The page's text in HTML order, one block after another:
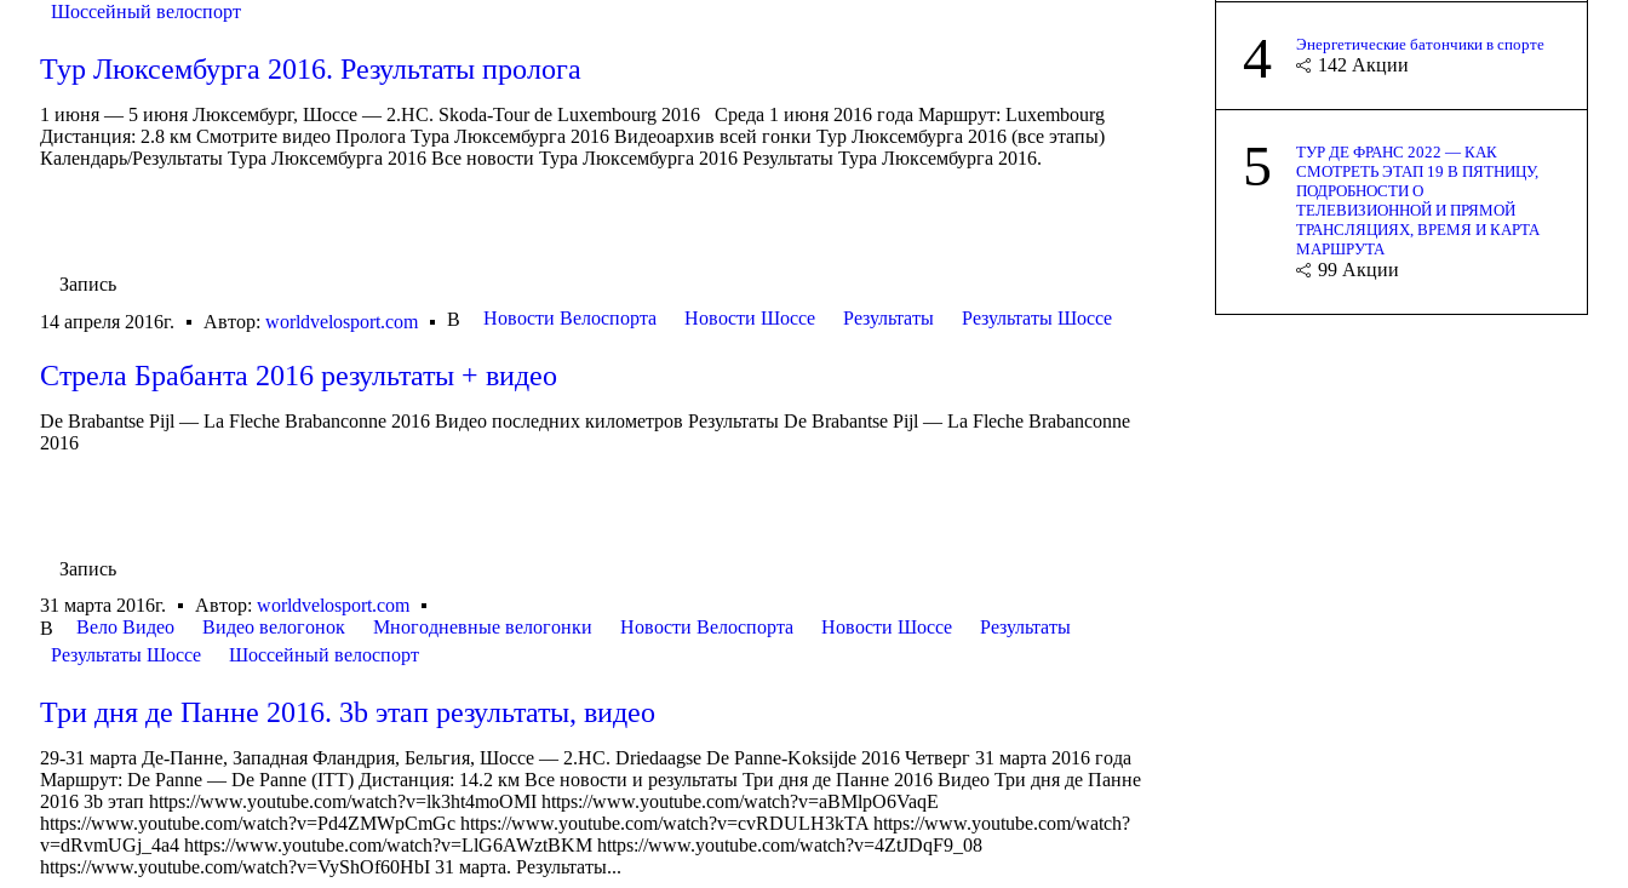
Шоссейный велоспорт
Тур Люксембурга 2016. Результаты пролога
1 июня — 5 июня Люксембург, Шоссе — 2.HC. Skoda-Tour de Luxembourg 2016 Среда 1 июня 2016 года Маршрут: Luxembourg
Дистанция: 2.8 км Смотрите видео Пролога Тура Люксембурга 2016 Видеоархив всей гонки Тур Люксембурга 2016 (все этапы)
Календарь/Результаты Тура Люксембурга 2016 Все новости Тура Люксембурга 2016 Результаты Тура Люксембурга 2016.
Запись
14 апреля 2016г.
Автор:worldvelosport.com В Новости Велоспорта Новости Шоссе Результаты Результаты Шоссе
Стрела Брабанта 2016 результаты + видео
De Brabantse Pijl — La Fleche Brabanconne 2016 Видео последних километров Результаты De Brabantse Pijl — La Fleche Brabanconne
2016
Запись
31 марта 2016г.
Автор:worldvelosport.com
В
Вело Видео Видео велогонок Многодневные велогонки Новости Велоспорта Новости Шоссе
Результаты
Результаты Шоссе
Шоссейный велоспорт
Три дня де Панне 2016. 3b этап результаты, видео
29-31 марта Де-Панне, Западная Фландрия, Бельгия, Шоссе — 2.HC. Driedaagse De Panne-Koksijde 2016 Четверг 31 марта 2016 года
Маршрут: De Panne — De Panne (ITT) Дистанция: 14.2 км Все новости и результаты Три дня де Панне 2016 Видео Три дня де Панне
2016 3b этап https://www.youtube.com/watch?v=lk3ht4moOMI https://www.youtube.com/watch?v=aBMlpO6VaqE
https://www.youtube.com/watch?v=Pd4ZMWpCmGc https://www.youtube.com/watch?v=cvRDULH3kTA https://www.youtube.com/watch?
v=dRvmUGj_4a4 https://www.youtube.com/watch?v=LlG6AWztBKM https://www.youtube.com/watch?v=4ZtJDqF9_08
https://www.youtube.com/watch?v=VyShOf60HbI 31 марта. Результаты...
4 Энергетические батончики в спорте
142 Акции
5
ТУР ДЕ ФРАНС 2022 — КАК
СМОТРЕТЬ ЭТАП 19 В ПЯТНИЦУ,
ПОДРОБНОСТИ О
ТЕЛЕВИЗИОННОЙ И ПРЯМОЙ
ТРАНСЛЯЦИЯХ, ВРЕМЯ И КАРТА
МАРШРУТА
99 Акции